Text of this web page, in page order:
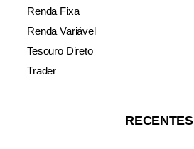
Renda Fixa
Renda Variável
Tesouro Direto
Trader
RECENTES